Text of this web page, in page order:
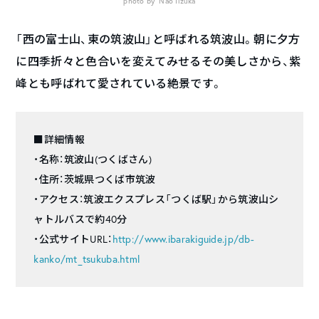
「西の富士山、東の筑波山」と呼ばれる筑波山。朝に夕方
に四季折々と色合いを変えてみせるその美しさから、紫
峰とも呼ばれて愛されている絶景です。
■詳細情報
・名称：筑波山(つくばさん)
・住所：茨城県つくば市筑波
・アクセス：筑波エクスプレス「つくば駅」から筑波山シ
ャトルバスで約40分
・公式サイトURL： http://www.ibarakiguide.jp/db-
kanko/mt_tsukuba.html